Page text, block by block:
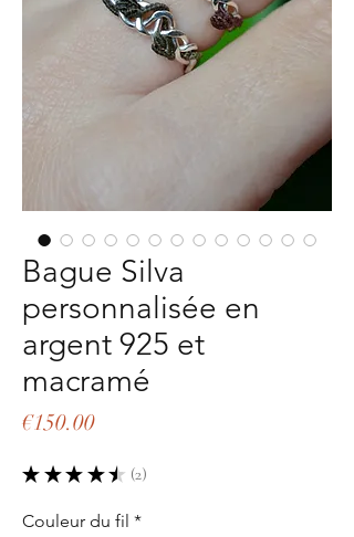
Bague Silva
personnalisée en
argent 925 et
macramé
€150.00価
★ ★★ ★★ 2
2
Couleur du fil *